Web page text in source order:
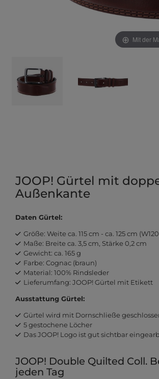
Mit der
JOOP! Gürtel mit
Außenkante
Daten Gürtel:
Größe: Weite ca. 115 cm - ca. 125 cm
Maße: Breite ca. 3,5 cm, Stärke 0,2 cm
Gewicht: ca. 165 g
Farbe: Cognac (braun)
Material: 100% Rindsleder
Lieferumfang: JOOP! Gürtel mit Etikett
Ausstattung Gürtel:
Gürtel wird mit Dornschließe
5 gestochene Löcher
Das JOOP! Logo ist gut sichtbar
JOOP! Double Quilted Coll.
jeden Tag